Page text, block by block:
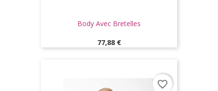
Body Avec Bretelles
Prix
77,88 €
favorite_border